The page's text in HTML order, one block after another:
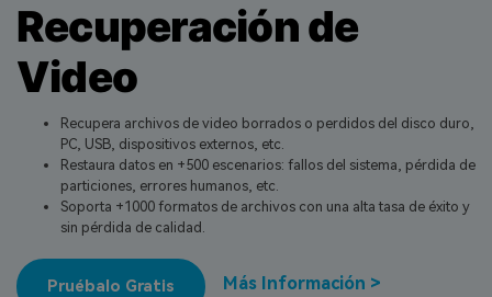
Soluciones
Quiénes somos
Sala de prensa
Tienda
Soporte
Recoverit para Windows
Líder en recuperación para Windows
Pruébalo Gratis
Recoverit para Mac
Recupera datos ilimitados del sistema Mac
Funciones
Recuperar de Unidades
Recuperar Medios Borrados
Soluciones de Recuperación Exclusivas Nuevo
Recuperar Documentos
Escenarios de Pérdida de Datos
Recursos
Por qué Recoverit
Experto en Recuperación de Datos
Historias de Clientes
Temas Destacados
Recuperación de
Video
Recupera archivos de video borrados o perdidos del disco duro,
PC, USB, dispositivos externos, etc.
Restaura datos en +500 escenarios: fallos del sistema, pérdida de
particiones, errores humanos, etc.
Soporta +1000 formatos de archivos con una alta tasa de éxito y
sin pérdida de calidad.
Pruébalo Gratis Más Información >